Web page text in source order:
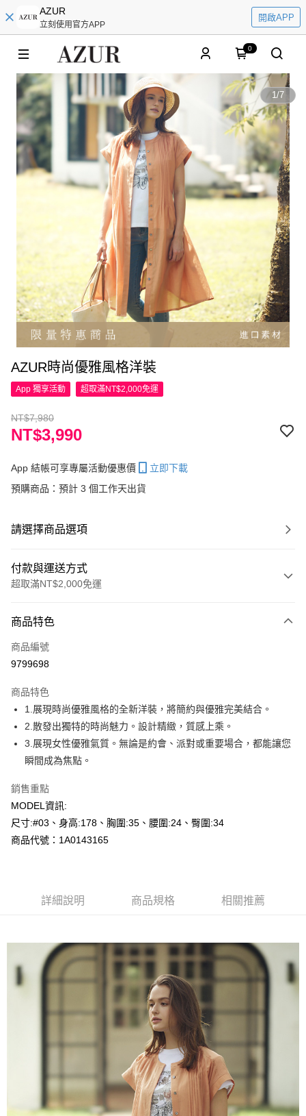
AZUR
立刻使用官方APP
開啟APP
0
1/7
AZUR時尚優雅風格洋裝
App 獨享活動 超取滿NT$2,000免運
NT$7,980
NT$3,990
App 結帳可享專屬活動優惠價
立即下載
預購商品：預計 3 個工作天出貨
請選擇商品選項
付款與運送方式
超取滿NT$2,000免運
信用卡一次付款
超商取貨付款
Apple Pay
悠遊付
Google Pay
全盈+PAY
AFTEE先享後付
相關說明
【關於「AFTEE先享後付」】
３．安心：先確認商品／服務後，再付款。
結帳頁面，進行簡訊認證並確認金額後，即可完成結帳。
２．訂單成立數日內，您將收到繳費通知簡訊。
３．收到繳費通知簡訊後14天內，點擊此簡訊中的連結，可透過四大超商／
ATM／網路銀行／等多元方式進行付款，方視為交易完成。
※ 請注意：結帳手續完成當下不需立刻繳費，但若您需要取消訂單，請聯絡
購買商品的店家。未經商家同意取消之訂單仍視為有效，需透過AFTEE先享
※ 交易是否成功請以「AFTEE先享後付 」之結帳頁面顯示為準，若有關於
是否繳費成功／繳費後需取消欲退款等相關疑問，請聯繫「AFTEE先享後付
https://netprotections.freshdesk.com/support/home
１．透過由恩沛科技股份有限公司提供之「AFTEE先享後付」服務完成之交
易，需依本服務之必要範圍內提供個人資料，並將交易相關給付款項請求債
每筆NT$60，滿NT$2,000(含以上)免運費
每筆NT$60，滿NT$2,000(含以上)免運費
7-11--滿2000元免運
每筆NT$60，滿NT$2,000(含以上)免運費
付款後7-11取貨---滿2000元免運
每筆NT$60，滿NT$2,000(含以上)免運費
每筆NT$120，滿NT$2,000(含以上)免運費
商品特色
商品編號
9799698
商品特色
1.展現時尚優雅風格的全新洋裝，將簡約與優雅完美結合。
2.散發出獨特的時尚魅力。設計精緻，質感上乘。
3.展現女性優雅氣質。無論是約會、派對或重要場合，都能讓您
瞬間成為焦點。
銷售重點
MODEL資訊:
尺寸:#03、身高:178、胸圍:35、腰圍:24、臀圍:34
商品代號：1A0143165
詳細說明 商品規格 相關推薦